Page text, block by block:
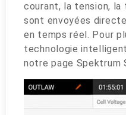
courant, la tension,
sont envoyées
en temps réel. Pour
technologie
notre page Spektrum